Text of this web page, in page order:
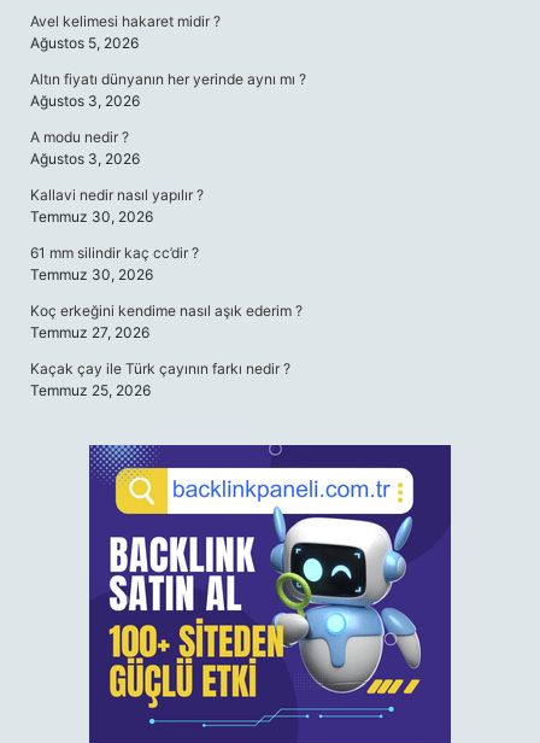
Avel kelimesi hakaret midir ?
Ağustos 5, 2026
Altın fiyatı dünyanın her yerinde aynı mı ?
Ağustos 3, 2026
A modu nedir ?
Ağustos 3, 2026
Kallavi nedir nasıl yapılır ?
Temmuz 30, 2026
61 mm silindir kaç cc’dir ?
Temmuz 30, 2026
Koç erkeğini kendime nasıl aşık ederim ?
Temmuz 27, 2026
Kaçak çay ile Türk çayının farkı nedir ?
Temmuz 25, 2026